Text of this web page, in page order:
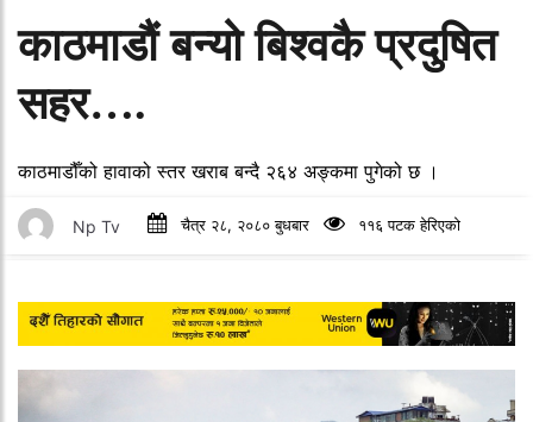
काठमाडौं बन्यो बिश्वकै प्रदुषित
सहर….
काठमाडौँको हावाको स्तर खराब बन्दै २६४ अङ्कमा पुगेको छ ।
Np Tv चैत्र २८, २०८० बुधबार ११६ पटक हेरिएको